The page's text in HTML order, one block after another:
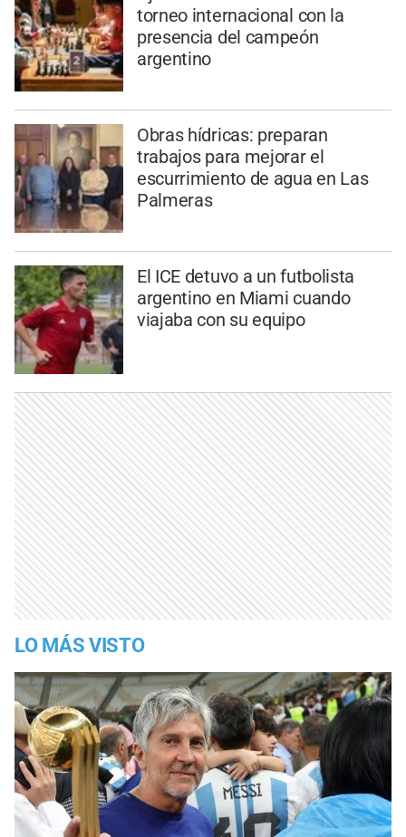
torneo internacional con la
presencia del campeón
argentino
Obras hídricas: preparan
trabajos para mejorar el
escurrimiento de agua en Las
Palmeras
El ICE detuvo a un futbolista
argentino en Miami cuando
viajaba con su equipo
LO MÁS VISTO